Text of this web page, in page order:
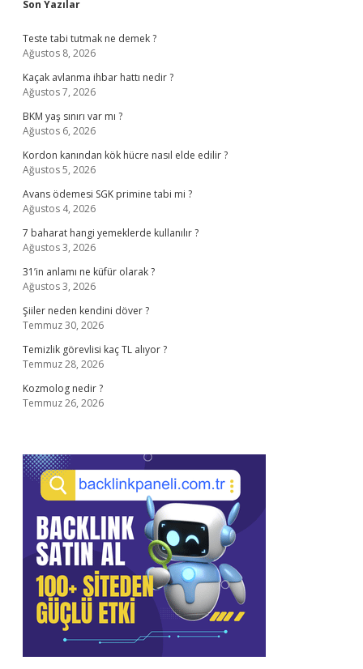
Sidebar
Son Yazılar
Teste tabi tutmak ne demek ?
Ağustos 8, 2026
Kaçak avlanma ihbar hattı nedir ?
Ağustos 7, 2026
BKM yaş sınırı var mı ?
Ağustos 6, 2026
Kordon kanından kök hücre nasıl elde edilir ?
Ağustos 5, 2026
Avans ödemesi SGK primine tabi mi ?
Ağustos 4, 2026
7 baharat hangi yemeklerde kullanılır ?
Ağustos 3, 2026
31’in anlamı ne küfür olarak ?
Ağustos 3, 2026
Şiiler neden kendini döver ?
Temmuz 30, 2026
Temizlik görevlisi kaç TL alıyor ?
Temmuz 28, 2026
Kozmolog nedir ?
Temmuz 26, 2026